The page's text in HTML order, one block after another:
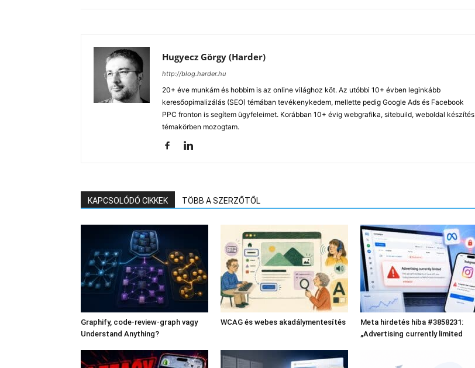
Hugyecz Görgy (Harder)
http://blog.harder.hu
20+ éve munkám és hobbim is az online világhoz köt. Az utóbbi 10+ évben leginkább
keresőopimalizálás (SEO) témában tevékenykedem, mellette pedig Google Ads és Facebook
PPC fronton is segítem ügyfeleimet. Korábban 10+ évig webgrafika, sitebuild, weboldal készítés
témakörben mozogtam.
KAPCSOLÓDÓ CIKKEK TÖBB A SZERZŐTŐL
Graphify, code-review-graph vagy
Understand Anything?
WCAG és webes akadálymentesítés
Meta hirdetés hiba #3858231:
„Advertising currently limited